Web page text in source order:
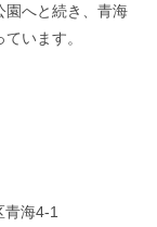
園へと続き、青海
います。
海4-1